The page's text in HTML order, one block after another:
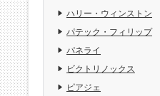
ハリー・ウィンストン
パテック・フィリップ
パネライ
ビクトリノックス
ピアジェ